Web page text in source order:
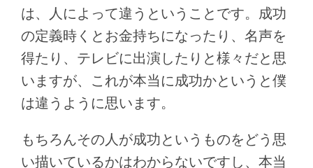
は、人によって違うということです。成功
の定義時くとお金持ちになったり、名声を
得たり、テレビに出演したりと様々だと思
いますが、これが本当に成功かというと僕
は違うように思います。
もちろんその人が成功というものをどう思
い描いているかはわからないですし、本当